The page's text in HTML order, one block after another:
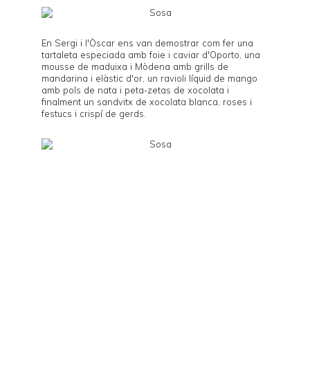
En Sergi i l'Òscar ens van demostrar com fer una
tartaleta especiada amb foie i caviar d'Oporto, una
mousse de maduixa i Mòdena amb grills de
mandarina i elàstic d'or, un ravioli líquid de mango
amb pols de nata i peta-zetas de xocolata i
finalment un sandvitx de xocolata blanca, roses i
festucs i crispí de gerds.